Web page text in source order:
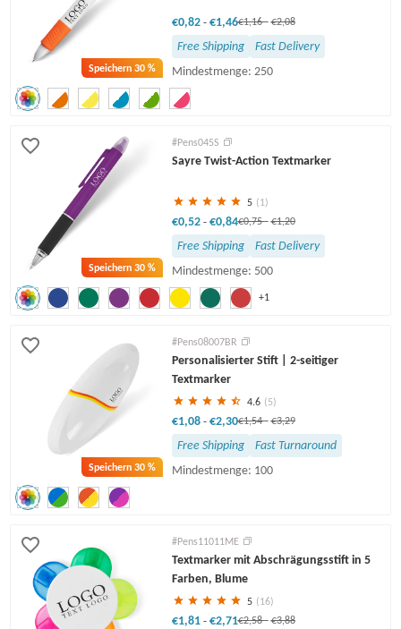
Speichern30 %
€0,82 - €1,46€1,16- €2,08
Free Shipping
Fast Delivery
Mindestmenge: 250
Speichern30 %
+1
#Pens045S
Sayre Twist-Action Textmarker
5 (1)
€0,52 - €0,84€0,75- €1,20
Free Shipping
Fast Delivery
Mindestmenge: 500
Speichern30 %
#Pens08007BR
Personalisierter Stift | 2-seitiger
Textmarker
4.6 (5)
€1,08 - €2,30€1,54- €3,29
Free Shipping
Fast Turnaround
Mindestmenge: 100
#Pens11011ME
Textmarker mit Abschrägungsstift in 5
Farben, Blume
5 (16)
€1,81 - €2,71€2,58- €3,88